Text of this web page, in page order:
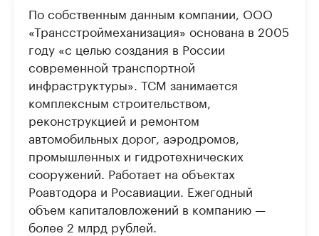
По собственным данным компании, ООО
«Трансстроймеханизация» основана в 2005
году «с целью создания в России
современной транспортной
инфраструктуры». ТСМ занимается
комплексным строительством,
реконструкцией и ремонтом
автомобильных дорог, аэродромов,
промышленных и гидротехнических
сооружений. Работает на объектах
Роавтодора и Росавиации. Ежегодный
объем капиталовложений в компанию —
более 2 млрд рублей.